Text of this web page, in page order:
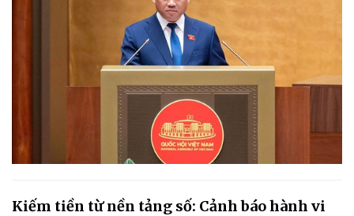
Kiếm tiền từ nền tảng số: Cảnh báo hành vi